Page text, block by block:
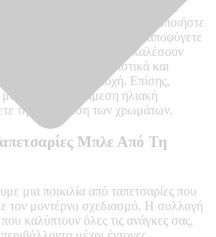
είναι σημαντική για να
την ποιότητά τους. Χρησιμοποιήστε
να αφαιρείτε τη σκόνη και αποφύγετε
που μπορεί να προκαλέσουν
ήπια καθαριστικά και
διακριτική περιοχή. Επίσης,
μακριά από την άμεση ηλιακή
την αλλοίωση των χρωμάτων.
Μπλε Από Τη
μια ποικιλία από ταπετσαρίες που
τον μοντέρνο σχεδιασμό. Η συλλογή
καλύπτουν όλες τις ανάγκες σας,